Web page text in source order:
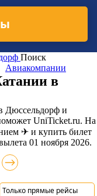
Поиск
Авиакомпании
в
Дюссельдорф и
UniTicket.ru. На
✈ и купить билет
01 ноября 2026.
Только прямые рейсы